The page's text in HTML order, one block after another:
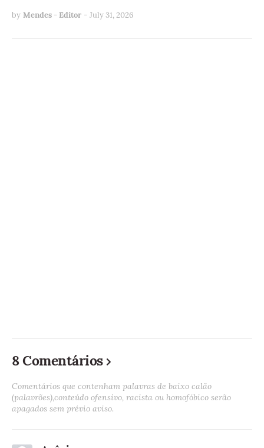
by Mendes - Editor - July 31, 2026
8 Comentários
Comentários que contenham palavras de baixo calão
(palavrões),conteúdo ofensivo, racista ou homofóbico serão
apagados sem prévio aviso.